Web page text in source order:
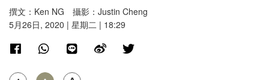
撰文：Ken NG 攝影：Justin Cheng
5月26日, 2020 | 星期二 | 18:29